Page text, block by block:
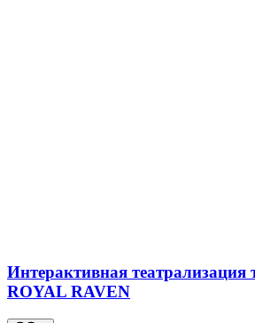
Интерактивная театрализация
ROYAL RAVEN